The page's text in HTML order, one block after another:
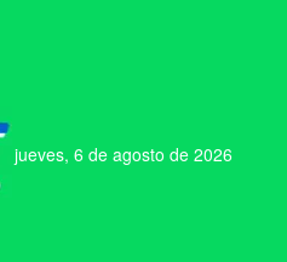
jueves, 6 de agosto de 2026